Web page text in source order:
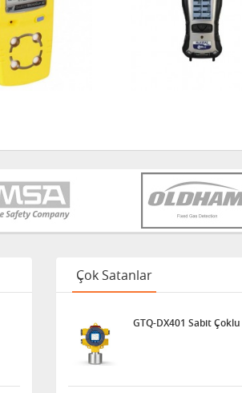
Çok Satanlar
GTQ-DX401 Sabit